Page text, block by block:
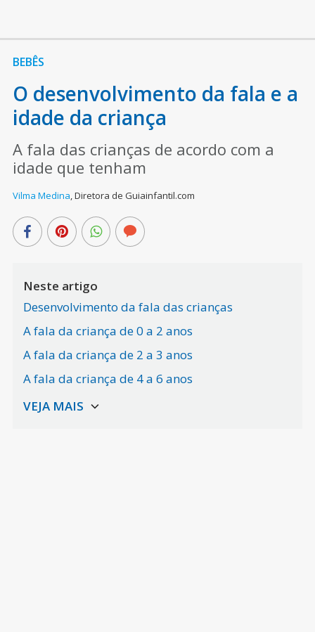
BEBÊS
O desenvolvimento da fala e a
idade da criança
A fala das crianças de acordo com a
idade que tenham
Vilma Medina,Diretora de Guiainfantil.com
Neste artigo
Desenvolvimento da fala das crianças
A fala da criança de 0 a 2 anos
A fala da criança de 2 a 3 anos
A fala da criança de 4 a 6 anos